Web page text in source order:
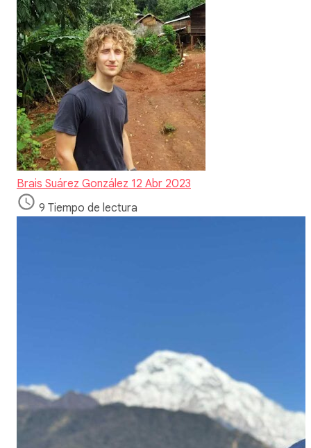
Brais Suárez González 12 Abr 2023
9 Tiempo de lectura